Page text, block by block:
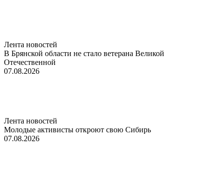
Лента новостей
В Брянской области не стало ветерана Великой
Отечественной
07.08.2026
Лента новостей
Молодые активисты откроют свою Сибирь
07.08.2026